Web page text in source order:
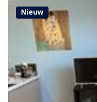
Nieuw